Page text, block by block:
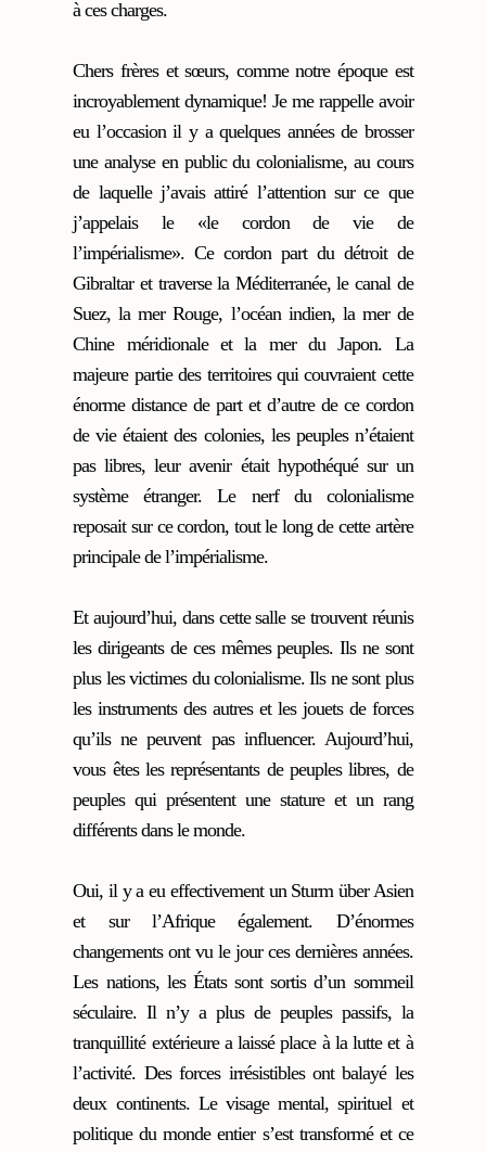
à ces charges.
Chers frères et sœurs, comme notre époque est
incroyablement dynamique! Je me rappelle avoir
eu l’occasion il y a quelques années de brosser
une analyse en public du colonialisme, au cours
de laquelle j’avais attiré l’attention sur ce que
j’appelais le «le cordon de vie de
l’impérialisme». Ce cordon part du détroit de
Gibraltar et traverse la Méditerranée, le canal de
Suez, la mer Rouge, l’océan indien, la mer de
Chine méridionale et la mer du Japon. La
majeure partie des territoires qui couvraient cette
énorme distance de part et d’autre de ce cordon
de vie étaient des colonies, les peuples n’étaient
pas libres, leur avenir était hypothéqué sur un
système étranger. Le nerf du colonialisme
reposait sur ce cordon, tout le long de cette artère
principale de l’impérialisme.
Et aujourd’hui, dans cette salle se trouvent réunis
les dirigeants de ces mêmes peuples. Ils ne sont
plus les victimes du colonialisme. Ils ne sont plus
les instruments des autres et les jouets de forces
qu’ils ne peuvent pas influencer. Aujourd’hui,
vous êtes les représentants de peuples libres, de
peuples qui présentent une stature et un rang
différents dans le monde.
Oui, il y a eu effectivement un Sturm über Asien
et sur l’Afrique également. D’énormes
changements ont vu le jour ces dernières années.
Les nations, les États sont sortis d’un sommeil
séculaire. Il n’y a plus de peuples passifs, la
tranquillité extérieure a laissé place à la lutte et à
l’activité. Des forces irrésistibles ont balayé les
deux continents. Le visage mental, spirituel et
politique du monde entier s’est transformé et ce